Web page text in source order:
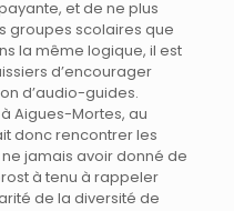
et de ne plus
groupes scolaires que
la même logique, il est
d’encourager
d’audio-guides.
Aigues-Mortes, au
donc rencontrer les
jamais avoir donné de
à tenu à rappeler
de la diversité de